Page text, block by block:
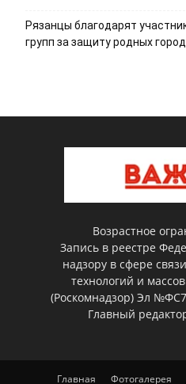
Рязанцы благодарят
групп за защиту родных
Возрастное
Запись в реестре
надзору в сфере
технологий и
(Роскомнадзор) Эл
Главный
Главная Фотогалерея